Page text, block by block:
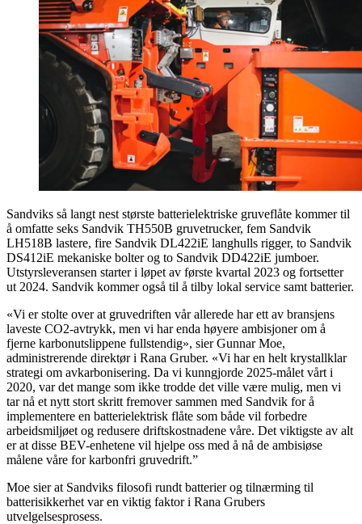
Sandviks så langt nest største batterielektriske gruveflåte kommer til
å omfatte seks Sandvik TH550B gruvetrucker, fem Sandvik
LH518B lastere, fire Sandvik DL422iE langhulls rigger, to Sandvik
DS412iE mekaniske bolter og to Sandvik DD422iE jumboer.
Utstyrsleveransen starter i løpet av første kvartal 2023 og fortsetter
ut 2024. Sandvik kommer også til å tilby lokal service samt batterier.
«Vi er stolte over at gruvedriften vår allerede har ett av bransjens
laveste CO2-avtrykk, men vi har enda høyere ambisjoner om å
fjerne karbonutslippene fullstendig», sier Gunnar Moe,
administrerende direktør i Rana Gruber. «Vi har en helt krystallklar
strategi om avkarbonisering. Da vi kunngjorde 2025-målet vårt i
2020, var det mange som ikke trodde det ville være mulig, men vi
tar nå et nytt stort skritt fremover sammen med Sandvik for å
implementere en batterielektrisk flåte som både vil forbedre
arbeidsmiljøet og redusere driftskostnadene våre. Det viktigste av alt
er at disse BEV-enhetene vil hjelpe oss med å nå de ambisiøse
målene våre for karbonfri gruvedrift.”
Moe sier at Sandviks filosofi rundt batterier og tilnærming til
batterisikkerhet var en viktig faktor i Rana Grubers
utvelgelsesprosess.